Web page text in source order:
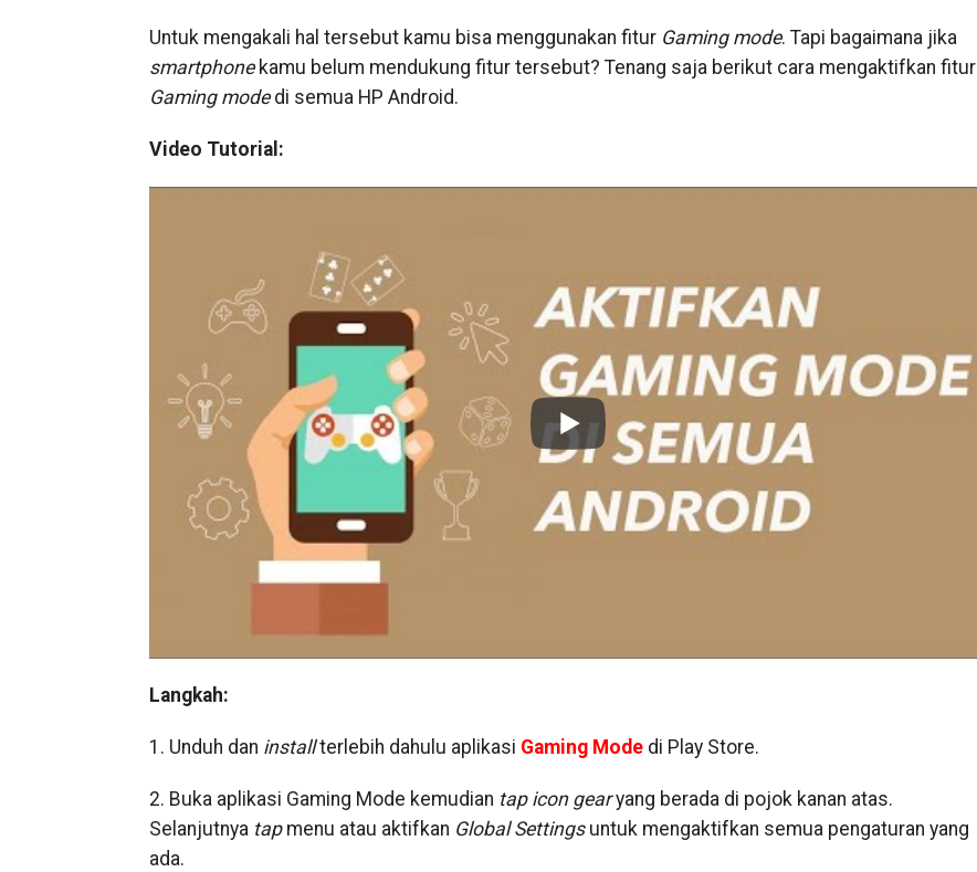
Untuk mengakali hal tersebut kamu bisa menggunakan fitur Gaming mode. Tapi bagaimana jika
smartphonekamu belum mendukung fitur tersebut? Tenang saja berikut cara mengaktifkan fitur
Gaming modedi semua HP Android.
Video Tutorial:
Langkah:
1. Unduh dan installterlebih dahulu aplikasi Gaming Modedi Play Store.
2. Buka aplikasi Gaming Mode kemudian tap icon gearyang berada di pojok kanan atas.
Selanjutnya tapmenu atau aktifkan Global Settingsuntuk mengaktifkan semua pengaturan yang
ada.